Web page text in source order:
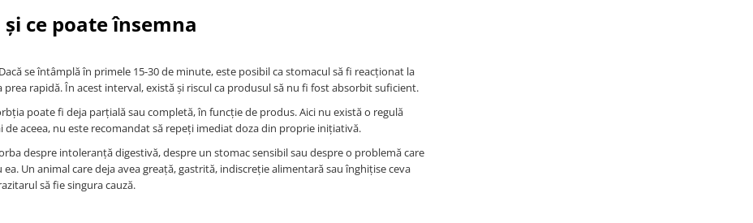
ce poate însemna
se întâmplă în primele 15-30 de minute, este posibil ca stomacul să fi reacționat la
rapidă. În acest interval, există și riscul ca produsul să nu fi fost absorbit suficient.
poate fi deja parțială sau completă, în funcție de produs. Aici nu există o regulă
aceea, nu este recomandat să repeți imediat doza din proprie inițiativă.
despre intoleranță digestivă, despre un stomac sensibil sau despre o problemă care
Un animal care deja avea greață, gastrită, indiscreție alimentară sau înghițise ceva
să fie singura cauză.